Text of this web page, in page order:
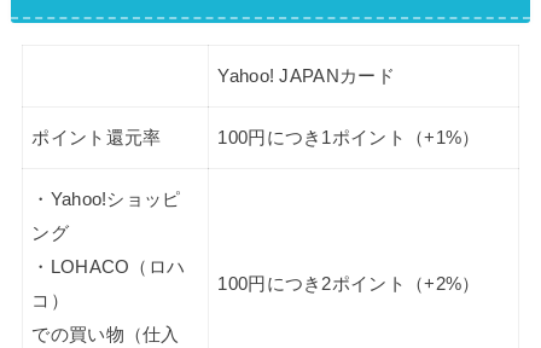
Yahoo! JAPANカード
ポイント還元率 100円につき1ポイント（+1%）
・Yahoo!ショッピ
ング
・LOHACO（ロハ
コ）
での買い物（仕入
100円につき2ポイント（+2%）